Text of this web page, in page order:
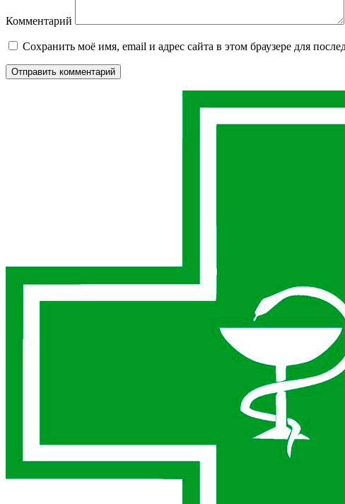
Комментарий
Сохранить моё имя, email и адрес сайта в этом браузере для